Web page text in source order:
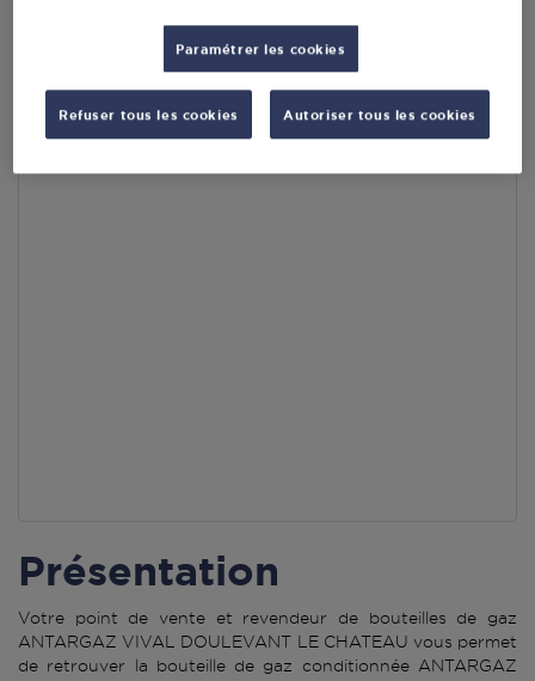
Accès
Présentation
Votre point de vente et revendeur de bouteilles de gaz
ANTARGAZ VIVAL DOULEVANT LE CHATEAU vous permet
de retrouver la bouteille de gaz conditionnée ANTARGAZ
Paramétrer les cookies
Refuser tous les cookies Autoriser tous les cookies